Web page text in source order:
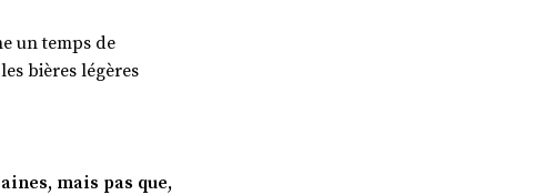
un temps de
bières légères
mais pas que,